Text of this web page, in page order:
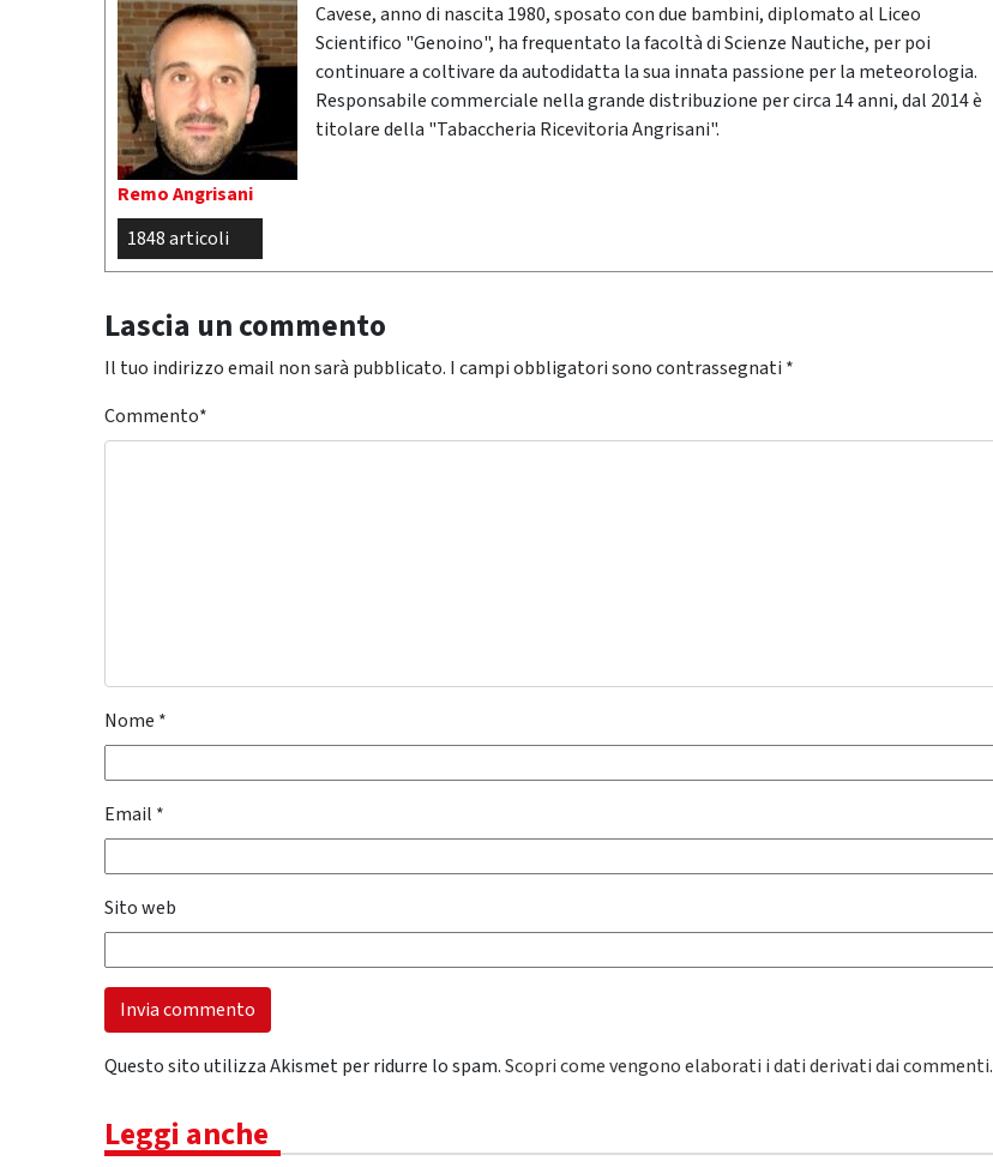
Remo Angrisani
1848 articoli
Cavese, anno di nascita 1980, sposato con due bambini, diplomato al Liceo
Scientifico "Genoino", ha frequentato la facoltà di Scienze Nautiche, per poi
continuare a coltivare da autodidatta la sua innata passione per la meteorologia.
Responsabile commerciale nella grande distribuzione per circa 14 anni, dal 2014 è
titolare della "Tabaccheria Ricevitoria Angrisani".
Lascia un commento
Il tuo indirizzo email non sarà pubblicato. I campi obbligatori sono contrassegnati *
Commento*
Nome *
Email *
Sito web
Questo sito utilizza Akismet per ridurre lo spam.Scopri come vengono elaborati i dati derivati dai commenti.
Leggi anche